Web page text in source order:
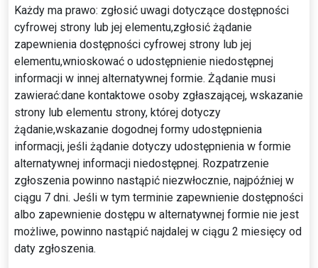
Każdy ma prawo: zgłosić uwagi dotyczące dostępności
cyfrowej strony lub jej elementu,zgłosić żądanie
zapewnienia dostępności cyfrowej strony lub jej
elementu,wnioskować o udostępnienie niedostępnej
informacji w innej alternatywnej formie. Żądanie musi
zawierać:dane kontaktowe osoby zgłaszającej, wskazanie
strony lub elementu strony, której dotyczy
żądanie,wskazanie dogodnej formy udostępnienia
informacji, jeśli żądanie dotyczy udostępnienia w formie
alternatywnej informacji niedostępnej. Rozpatrzenie
zgłoszenia powinno nastąpić niezwłocznie, najpóźniej w
ciągu 7 dni. Jeśli w tym terminie zapewnienie dostępności
albo zapewnienie dostępu w alternatywnej formie nie jest
możliwe, powinno nastąpić najdalej w ciągu 2 miesięcy od
daty zgłoszenia.